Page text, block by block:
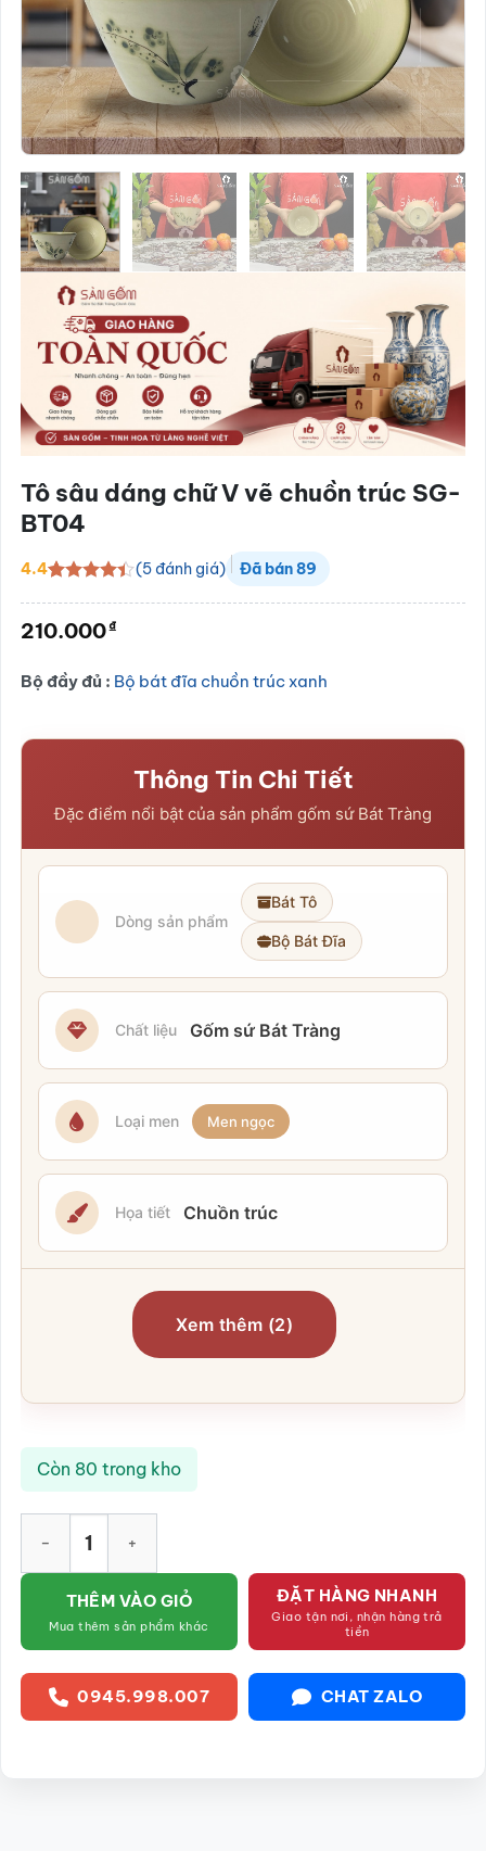
Tô sâu dáng chữ V vẽ chuồn trúc SG-
BT04
4.4
đánh giá
(5đánh giá) Đã bán89
210.000₫
Bộ đầy đủ : Bộ bát đĩa chuồn trúc xanh
Thông Tin Chi Tiết
Đặc điểm nổi bật của sản phẩm gốm sứ Bát Tràng
Dòng sản phẩm
Bát Tô
Bộ Bát Đĩa
Chất liệu Gốm sứ Bát Tràng
Loại men Men ngọc
Họa tiết Chuồn trúc
Xem thêm (2)
Còn 80 trong kho
THÊM VÀO GIỎ
Mua thêm sản phẩm khác
ĐẶT HÀNG NHANH
Giao tận nơi, nhận hàng trả
tiền
0945.998.007 CHAT ZALO